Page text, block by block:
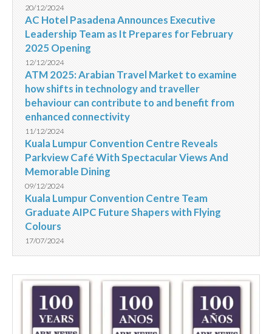
20/12/2024
AC Hotel Pasadena Announces Executive
Leadership Team as It Prepares for February
2025 Opening
12/12/2024
ATM 2025: Arabian Travel Market to examine
how shifts in technology and traveller
behaviour can contribute to and benefit from
enhanced connectivity
11/12/2024
Kuala Lumpur Convention Centre Reveals
Parkview Café With Spectacular Views And
Memorable Dining
09/12/2024
Kuala Lumpur Convention Centre Team
Graduate AIPC Future Shapers with Flying
Colours
17/07/2024